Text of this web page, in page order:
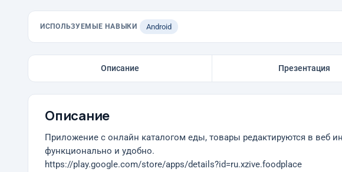
ИСПОЛЬЗУЕМЫЕ НАВЫКИ Android
Описание Презентация
Описание
Приложение с онлайн каталогом еды, товары редактируются в веб
функционально и удобно.
https://play.google.com/store/apps/details?id=ru.xzive.foodplace